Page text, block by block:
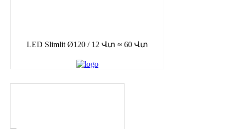
LED Slimlit Ø120 / 12 Վտ ≈ 60 Վտ